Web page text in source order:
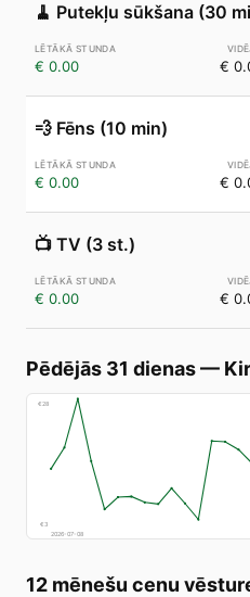
🧹 Putekļu sūkšana (30
€ 0.00 €
💨 Fēns (10 min)
€ 0.00 €
📺 TV (3 st.)
€ 0.00 €
Pēdējās 31 dienas—
€28
€3
2026-07-08
12 mēnešu cenu